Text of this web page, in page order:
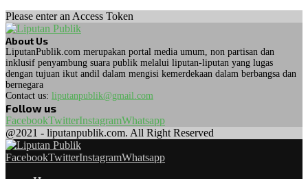
Please enter an Access Token
About Us
LiputanPublik.com merupakan portal media umum, non partisan dan
inklusif penyambung suara publik melalui liputan-liputan yang lugas
dengan tujuan ikut andil dalam mengisi kemerdekaan dalam berbangsa dan
bernegara
Contact us: liputanpublik@gmail.com
Follow us
FacebookTwitterInstagramWhatsapp
@2021 - liputanpublik.com. All Right Reserved
FacebookTwitterInstagramWhatsapp